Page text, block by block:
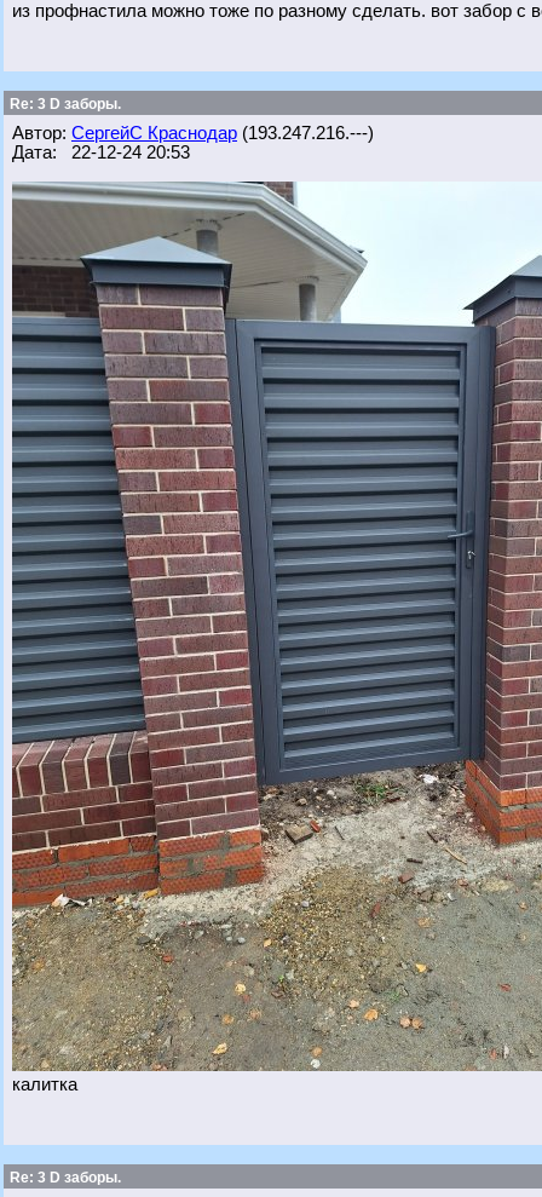
из профнастила можно тоже по разному сделать. вот забор с
Re: 3 D заборы.
Автор: СергейС Краснодар (193.247.216.---)
Дата: 22-12-24 20:53
калитка
Re: 3 D заборы.